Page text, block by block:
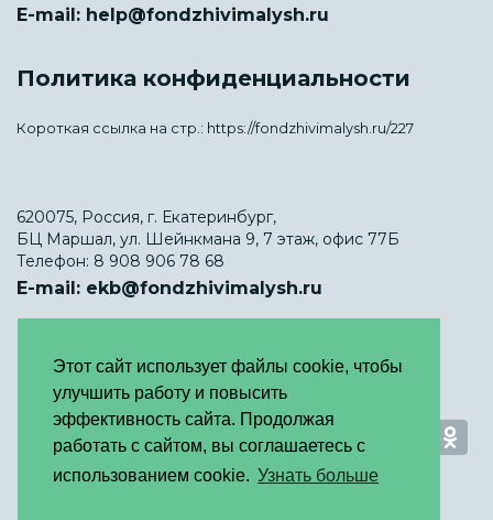
Этот сайт использует файлы cookie, чтобы
улучшить работу и повысить
эффективность сайта. Продолжая
работать с сайтом, вы соглашаетесь с
использованием cookie. Узнать больше
E-mail: help@fondzhivimalysh.ru
Политика конфиденциальности
Короткая ссылка на стр.: https://fondzhivimalysh.ru/227
620075, Россия, г. Екатеринбург,
БЦ Маршал, ул. Шейнкмана 9, 7 этаж, офис 77Б
Телефон: 8 908 906 78 68
E-mail: ekb@fondzhivimalysh.ru